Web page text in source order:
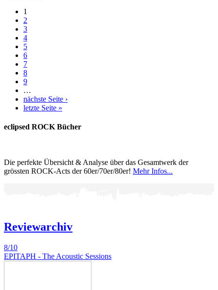
1
2
3
4
5
6
7
8
9
…
nächste Seite ›
letzte Seite »
eclipsed ROCK Bücher
Die perfekte Übersicht & Analyse über das Gesamtwerk der
grössten ROCK-Acts der 60er/70er/80er! Mehr Infos...
Reviewarchiv
8/10
EPITAPH - The Acoustic Sessions